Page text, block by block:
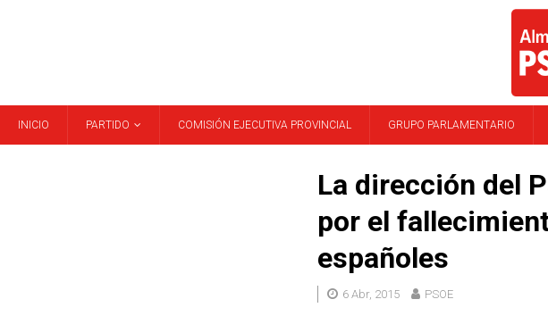
INICIO PARTIDO COMISIÓN EJECUTIVA PROVINCIAL GRUPO PARLAMENTARIO
La dirección del
por el
españoles
6 Abr, 2015 PSOE